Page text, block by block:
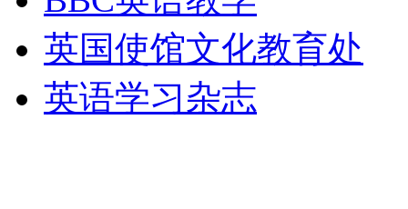
英国使馆文化教育处
英语学习杂志